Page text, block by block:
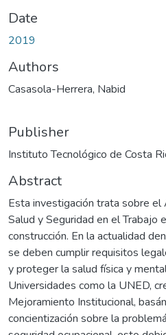
Date
2019
Authors
Casasola-Herrera, Nabid
Publisher
Instituto Tecnológico de Costa
Abstract
Esta investigación trata sobre el
Salud y Seguridad en el Trabajo
construcción. En la actualidad
se deben cumplir requisitos
y proteger la salud física y
Universidades como la UNED,
Mejoramiento Institucional,
concientización sobre la